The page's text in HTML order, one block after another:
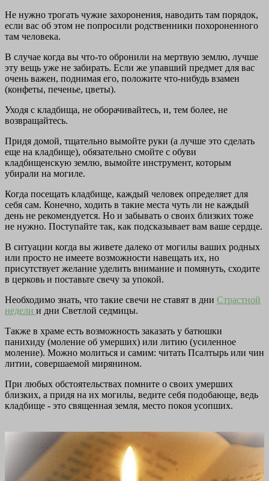
Не нужно трогать чужие захоронения, наводить там порядок,
если вас об этом не попросили родственники похороненного
там человека.
В случае когда вы что-то обронили на мертвую землю, лучше
эту вещь уже не забирать. Если же упавший предмет для вас
очень важен, поднимая его, положите что-нибудь взамен
(конфеты, печенье, цветы).
Уходя с кладбища, не оборачивайтесь, и, тем более, не
возвращайтесь.
Придя домой, тщательно вымойте руки (а лучше это сделать
еще на кладбище), обязательно смойте с обуви
кладбищенскую землю, вымойте инструмент, которым
убирали на могиле.
Когда посещать кладбище, каждый человек определяет для
себя сам. Конечно, ходить в такие места чуть ли не каждый
день не рекомендуется. Но и забывать о своих близких тоже
не нужно. Поступайте так, как подсказывает вам ваше сердце.
В ситуации когда вы живете далеко от могилы ваших родных
или просто не имеете возможности навещать их, но
присутствует желание уделить внимание и помянуть, сходите
в церковь и поставьте свечу за упокой.
Необходимо знать, что такие свечи не ставят в дни Страстной
недели и дни Светлой седмицы.
Также в храме есть возможность заказать у батюшки
панихиду (моление об умерших) или литию (усиленное
моление). Можно молиться и самим: читать Псалтырь или чин
литии, совершаемой мирянином.
При любых обстоятельствах помните о своих умерших
близких, а придя на их могилы, ведите себя подобающе, ведь
кладбище - это священная земля, место покоя усопших.